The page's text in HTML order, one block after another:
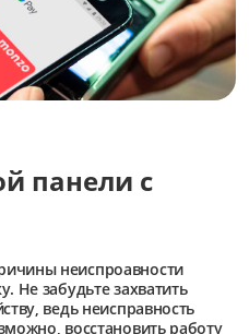
панели с
неиспроавности
Не забудьте захватить
ведь неисправность
восстановить работу